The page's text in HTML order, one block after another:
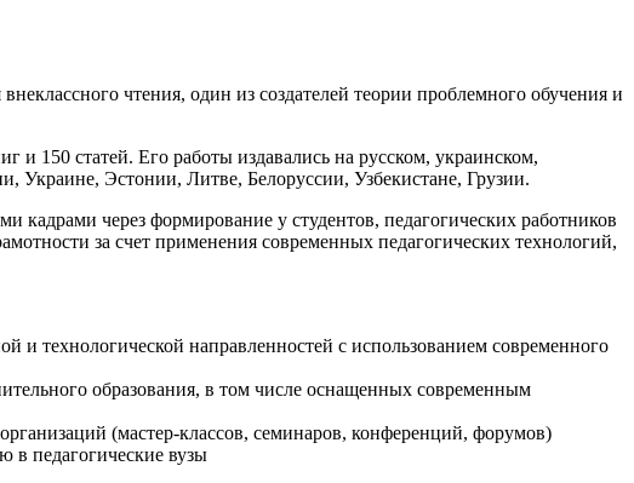
чтения, один из создателей теории проблемного обучения и
150 статей. Его работы издавались на русском, украинском,
Украине, Эстонии, Литве, Белоруссии, Узбекистане, Грузии.
кадрами через формирование у студентов, педагогических работников
за счет применения современных педагогических технологий,
и технологической направленностей с использованием современного
образования, в том числе оснащенных современным
(мастер-классов, семинаров, конференций, форумов)
в педагогические вузы